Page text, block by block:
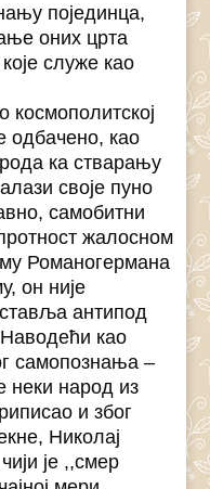
појединца,
оних црта
служе као
одбачено, као
ка стварању
своје пуно
самобитни
жалосном
Романогермана
он није
антипод
као
самопознања –
неки народ из
и због
Николај
је ,,смер